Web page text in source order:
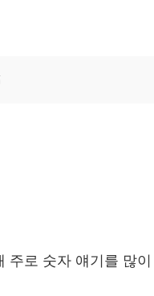
주로 숫자 얘기를 많